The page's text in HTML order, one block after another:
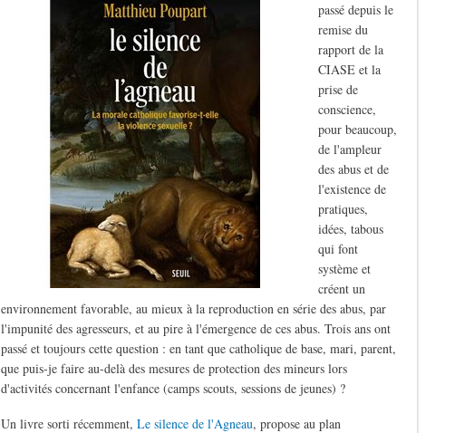
passé depuis le
remise du
rapport de la
CIASE et la
prise de
conscience,
pour beaucoup,
de l'ampleur
des abus et de
l'existence de
pratiques,
idées, tabous
qui font
système et
créent un
environnement favorable, au mieux à la reproduction en série des abus, par
l'impunité des agresseurs, et au pire à l'émergence de ces abus. Trois ans ont
passé et toujours cette question : en tant que catholique de base, mari, parent,
que puis-je faire au-delà des mesures de protection des mineurs lors
d'activités concernant l'enfance (camps scouts, sessions de jeunes) ?
Un livre sorti récemment,Le silence de l'Agneau, propose au plan